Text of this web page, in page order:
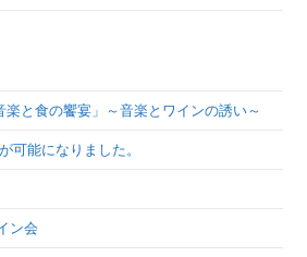
と食の饗宴」～音楽とワインの誘い～
可能になりました。
ン会